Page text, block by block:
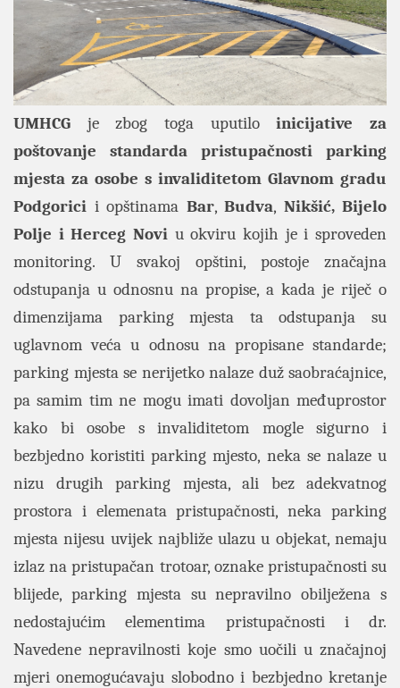
UMHCG je zbog toga uputiloinicijative za
poštovanje standarda pristupačnosti parking
mjesta za osobe s invaliditetom Glavnom gradu
Podgorici i opštinama Bar, Budva, Nikšić, Bijelo
Polje i Herceg Novi u okviru kojih je i sproveden
monitoring. U svakoj opštini, postoje značajna
odstupanja u odnosnu na propise, a kada je riječ o
dimenzijama parking mjesta ta odstupanja su
uglavnom veća u odnosu na propisane standarde;
parking mjesta se nerijetko nalaze duž saobraćajnice,
pa samim tim ne mogu imati dovoljan međuprostor
kako bi osobe s invaliditetom mogle sigurno i
bezbjedno koristiti parking mjesto, neka se nalaze u
nizu drugih parking mjesta, ali bez adekvatnog
prostora i elemenata pristupačnosti, neka parking
mjesta nijesu uvijek najbliže ulazu u objekat, nemaju
izlaz na pristupačan trotoar, oznake pristupačnosti su
blijede, parking mjesta su nepravilno obilježena s
nedostajućim elementima pristupačnosti i dr.
Navedene nepravilnosti koje smo uočili u značajnoj
mjeri onemogućavaju slobodno i bezbjedno kretanje